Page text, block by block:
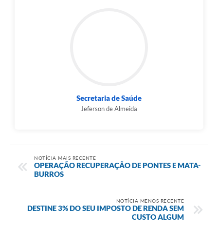
Secretaria de Saúde
Jeferson de Almeida
NOTÍCIA MAIS RECENTE
OPERAÇÃO RECUPERAÇÃO DE PONTES E MATA-
BURROS
NOTÍCIA MENOS RECENTE
DESTINE 3% DO SEU IMPOSTO DE RENDA SEM
CUSTO ALGUM